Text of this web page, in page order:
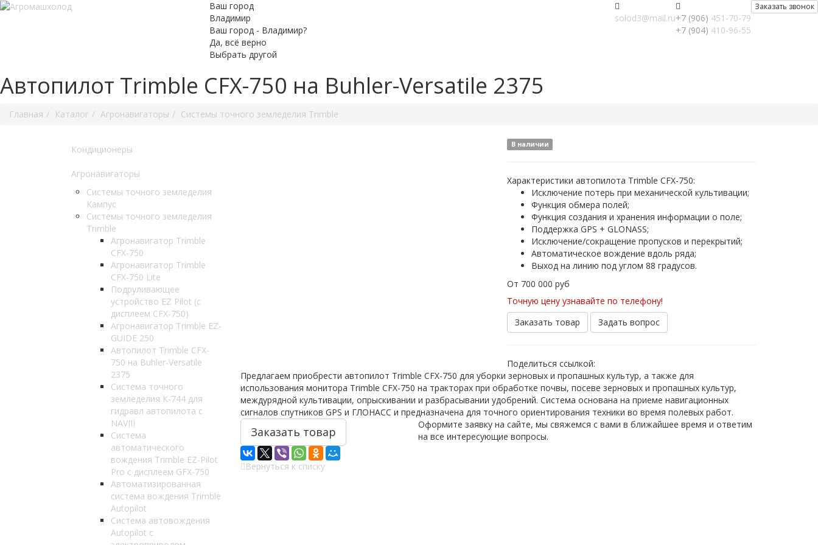
Ваш город
Владимир
Ваш город - Владимир?
Да, всё верно
Выбрать другой
Заказать звонок
+7 (906) 451-70-79
+7 (904) 410-96-55
solod3@mail.ru
Автопилот Trimble CFX-750 на Buhler-Versatile 2375
Главная Каталог Агронавигаторы Системы точного земледелия Trimble
Кондиционеры
Агронавигаторы
Системы точного земледелия
Кампус
Системы точного земледелия
Trimble
Агронавигатор Trimble
CFX-750
Агронавигатор Trimble
CFX-750 Lite
Подруливающее
устройство EZ Pilot (с
дисплеем СFX-750)
Агронавигатор Trimble EZ-
GUIDE 250
Автопилот Trimble CFX-
750 на Buhler-Versatile
2375
Система точного
земледелия К-744 для
гидравл автопилота с
NAVIII
Система
автоматического
вождения Trimble EZ-Pilot
Pro с дисплеем GFX-750
Автоматизированная
система вождения Trimble
Autopilot
Система автовождения
Autopilot с
В наличии
Характеристики автопилота Trimble CFX-750:
Исключение потерь при механической культивации;
Функция обмера полей;
Функция создания и хранения информации о поле;
Поддержка GPS + GLONASS;
Исключение/сокращение пропусков и перекрытий;
Автоматическое вождение вдоль ряда;
Выход на линию под углом 88 градусов.
От 700 000руб
Точную цену узнавайте по телефону!
Заказать товар
Задать вопрос
Поделиться ссылкой:
Предлагаем приобрести автопилот Trimble CFX-750 для уборки зерновых и пропашных культур, а также для
использования монитора Trimble CFX-750 на тракторах при обработке почвы, посеве зерновых и пропашных культур,
междурядной культивации, опрыскивании и разбрасывании удобрений. Система основана на приеме навигационных
сигналов спутников GPS и ГЛОНАСС и предназначена для точного ориентирования техники во время полевых работ.
Заказать товар
Оформите заявку на сайте, мы свяжемся с вами в ближайшее время и ответим
на все интересующие вопросы.
Вернуться к списку